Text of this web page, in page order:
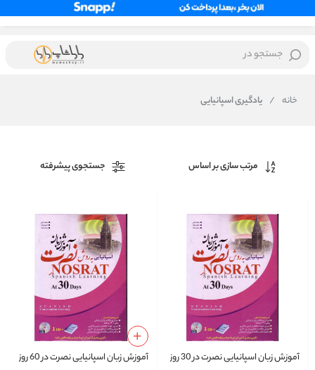
جستجو در
خانه / یادگیری اسپانیایی
مرتب سازی بر اساس جستجوی پیشرفته
آموزش زبان اسپانیایی نصرت در 30 روز آموزش زبان اسپانیایی نصرت در 60 روز